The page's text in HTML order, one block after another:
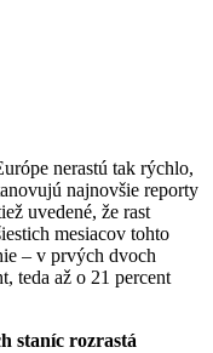
nerastú tak rýchlo,
najnovšie reporty
uvedené, že rast
mesiacov tohto
– v prvých dvoch
teda až o 21 percent
staníc rozrastá